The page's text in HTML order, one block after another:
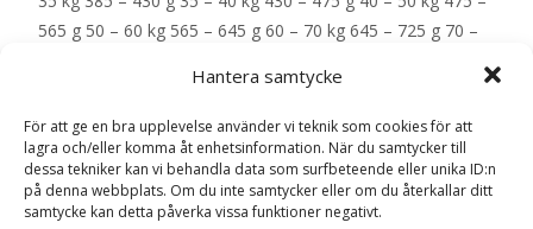
Hantera samtycke
För att ge en bra upplevelse använder vi teknik som cookies för att
lagra och/eller komma åt enhetsinformation. När du samtycker till
dessa tekniker kan vi behandla data som surfbeteende eller unika ID:n
på denna webbplats. Om du inte samtycker eller om du återkallar ditt
samtycke kan detta påverka vissa funktioner negativt.
565 g 50 – 60 kg 565 – 645 g 60 – 70 kg 645 – 725 g 70 –
LÄS MERA & KÖP
Artikelnr:169 Kategorier:Djurtyp,Hund,Hundmat